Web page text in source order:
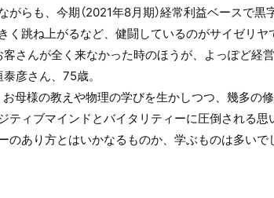
らも、今期（2021年8月期）経常利益ベースで黒
く跳ね上がるなど、健闘しているのがサイゼリヤ
客さんが全く来なかった時のほうが、よっぽど経
彦さん、75歳。
母様の教えや物理の学びを生かしつつ、幾多の
ティブマインドとバイタリティーに圧倒される思
のあり方とはいかなるものか、学ぶものは多いで